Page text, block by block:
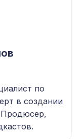
по
в создании
Продюсер,